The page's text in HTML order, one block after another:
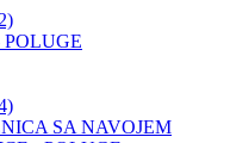
POLUGE
SA NAVOJEM